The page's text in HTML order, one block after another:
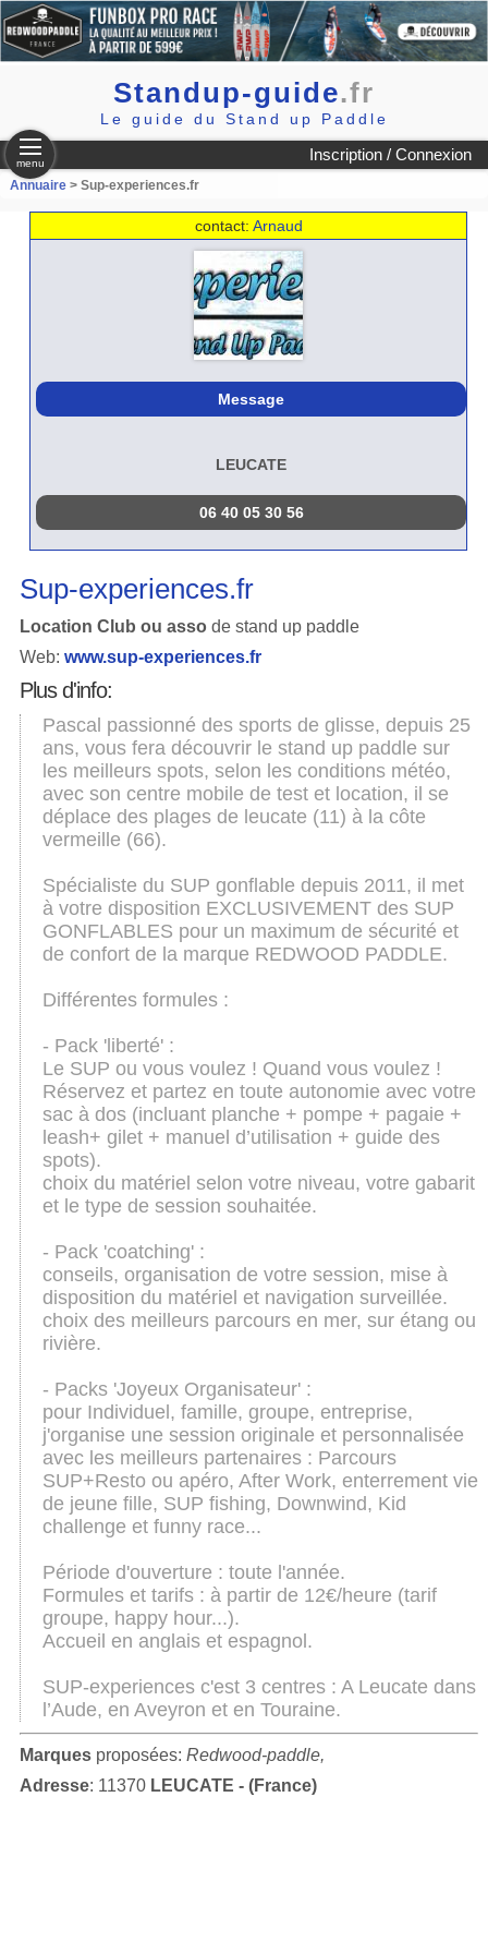
Standup-guide.fr
Le guide du Stand up Paddle
Inscription / Connexion
menu
Annuaire> Sup-experiences.fr
contact: Arnaud
Message
LEUCATE
06 40 05 30 56
Sup-experiences.fr
Location Club ou asso de stand up paddle
Web: www.sup-experiences.fr
Plus d'info:
Pascal passionné des sports de glisse, depuis 25
ans, vous fera découvrir le stand up paddle sur
les meilleurs spots, selon les conditions météo,
avec son centre mobile de test et location, il se
déplace des plages de leucate (11) à la côte
vermeille (66).
Spécialiste du SUP gonflable depuis 2011, il met
à votre disposition EXCLUSIVEMENT des SUP
GONFLABLES pour un maximum de sécurité et
de confort de la marque REDWOOD PADDLE.
Différentes formules :
- Pack 'liberté' :
Le SUP ou vous voulez ! Quand vous voulez !
Réservez et partez en toute autonomie avec votre
sac à dos (incluant planche + pompe + pagaie +
leash+ gilet + manuel d’utilisation + guide des
spots).
choix du matériel selon votre niveau, votre gabarit
et le type de session souhaitée.
- Pack 'coatching' :
conseils, organisation de votre session, mise à
disposition du matériel et navigation surveillée.
choix des meilleurs parcours en mer, sur étang ou
rivière.
- Packs 'Joyeux Organisateur' :
pour Individuel, famille, groupe, entreprise,
j'organise une session originale et personnalisée
avec les meilleurs partenaires : Parcours
SUP+Resto ou apéro, After Work, enterrement vie
de jeune fille, SUP fishing, Downwind, Kid
challenge et funny race...
Période d'ouverture : toute l'année.
Formules et tarifs : à partir de 12€/heure (tarif
groupe, happy hour...).
Accueil en anglais et espagnol.
SUP-experiences c'est 3 centres : A Leucate dans
l’Aude, en Aveyron et en Touraine.
Marquesproposées: Redwood-paddle,
Adresse: 11370 LEUCATE - (France)